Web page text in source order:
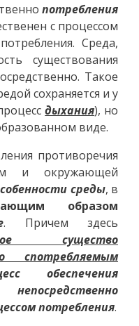
потребления
с процессом
Среда,
существования
Такое
сохраняется и у
дыхания), но
виде.
противоречия
и окружающей
среды, в
образом
. Причем здесь
существо
спотребляемым
обеспечения
непосредственно
потребления.